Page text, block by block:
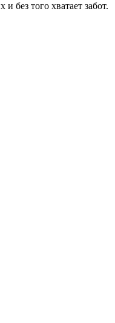
без того хватает забот.